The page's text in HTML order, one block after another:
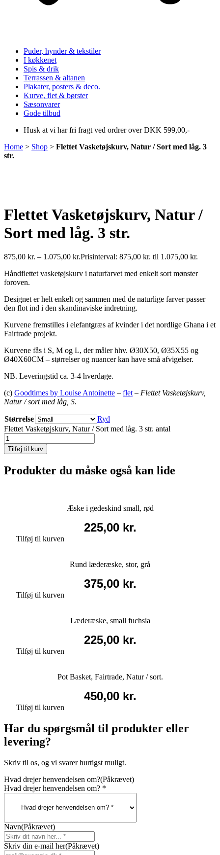
Puder, hynder & tekstiler
I køkkenet
Spis & drik
Terrassen & altanen
Plakater, posters & deco.
Kurve, flet & børster
Sæsonvarer
Gode tilbud
Husk at vi har fri fragt ved ordrer over DKK 599,00,-
Home > Shop > Flettet Vasketøjskurv, Natur / Sort med låg. 3
str.
Flettet Vasketøjskurv, Natur /
Sort med låg. 3 str.
875,00 kr. – 1.075,00 kr.Prisinterval: 875,00 kr. til 1.075,00 kr.
Håndflettet vasketøjskurv i naturfarvet med enkelt sort mønster
foroven.
Designet er helt enkelt og sammen med de naturlige farver passer
den flot ind i den skandinaviske indretning.
Kurvene fremstilles i elefantgræs af kvinder i det nordlige Ghana i et
Fairtrade projekt.
Kurvene fås i S, M og L, der måler hhv. Ø30X50, Ø35X55 og
Ø40X60CM – størrelser og nuancer kan have små afvigelser.
NB. Leveringstid ca. 3-4 hverdage.
(c) Goodtimes by Louise Antoinette – flet – Flettet Vasketøjskurv,
Natur / sort med låg, S.
Størrelse
Ryd
Flettet Vasketøjskurv, Natur / Sort med låg. 3 str. antal
Tilføj til kurv
Produkter du måske også kan lide
Æske i gedeskind small, rød
225,00 kr.
Tilføj til kurven
Rund læderæske, stor, grå
375,00 kr.
Tilføj til kurven
Læderæske, small fuchsia
225,00 kr.
Tilføj til kurven
Pot Basket, Fairtrade, Natur / sort.
450,00 kr.
Tilføj til kurven
Har du spørgsmål til produkter eller
levering?
Skriv til os, og vi svarer hurtigst muligt.
Hvad drejer henvendelsen om?(Påkrævet)
Hvad drejer henvendelsen om? *
Navn(Påkrævet)
Skriv din e-mail her(Påkrævet)